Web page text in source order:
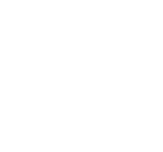
无法成行的，请您遵循工作人员